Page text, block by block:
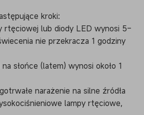
kroki:
rtęciowej lub diody LED wynosi 5–
nie przekracza 1 godziny
słońce (latem) wynosi około 1
narażenie na silne źródła
lampy rtęciowe,